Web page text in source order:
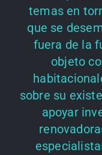
temas en
que se
fuera de la
objeto
sobre su
apoyar